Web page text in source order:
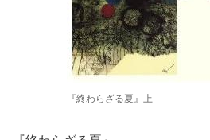
『終わらざる夏』上